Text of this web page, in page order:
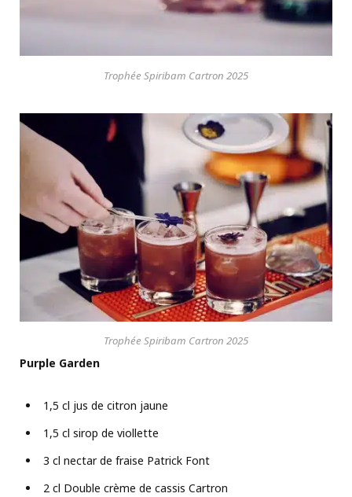
Trophée Spiribam Cartron 2025
Trophée Spiribam Cartron 2025
Purple Garden
1,5 cl jus de citron jaune
1,5 cl sirop de viollette
3 cl nectar de fraise Patrick Font
2 cl Double crème de cassis Cartron